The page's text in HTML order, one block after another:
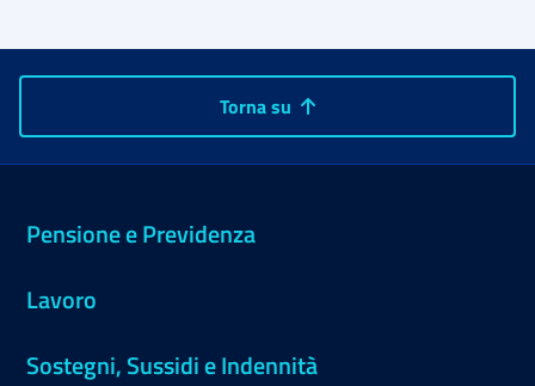
Torna su
Pensione e Previdenza
Lavoro
Sostegni, Sussidi e Indennità